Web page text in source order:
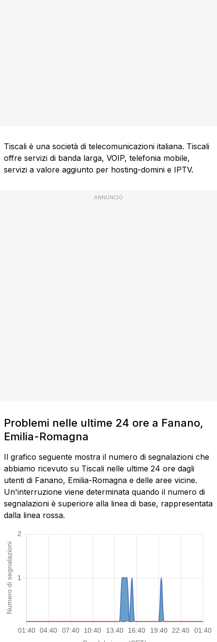
Tiscali è una società di telecomunicazioni italiana. Tiscali
offre servizi di banda larga, VOIP, telefonia mobile,
servizi a valore aggiunto per hosting-domini e IPTV.
ANNUNCIO
Problemi nelle ultime 24 ore a Fanano,
Emilia-Romagna
Il grafico seguente mostra il numero di segnalazioni che
abbiamo ricevuto su Tiscali nelle ultime 24 ore dagli
utenti di Fanano, Emilia-Romagna e delle aree vicine.
Un'interruzione viene determinata quando il numero di
segnalazioni è superiore alla linea di base, rappresentata
dalla linea rossa.